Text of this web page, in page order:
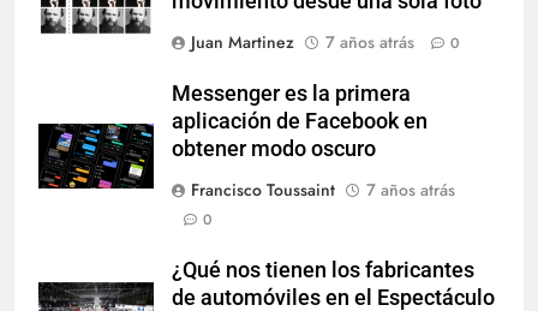
Juan Martinez
7 años atrás 0
Messenger es la primera
aplicación de Facebook en
obtener modo oscuro
Francisco Toussaint
7 años atrás
0
¿Qué nos tienen los fabricantes
de automóviles en el Espectáculo